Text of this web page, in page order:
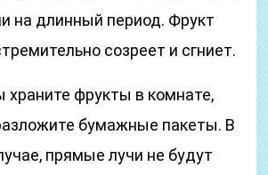
на длинный период. Фрукт
созреет и сгниет.
храните фрукты в комнате,
бумажные пакеты. В
прямые лучи не будут